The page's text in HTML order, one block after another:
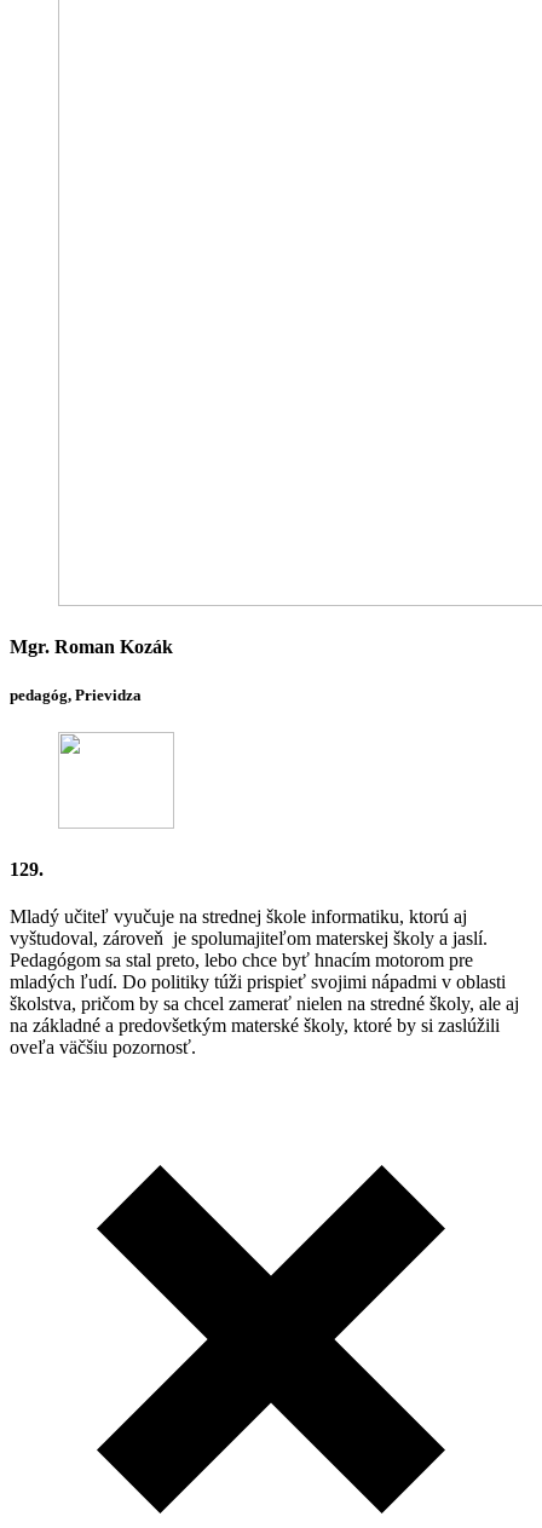
Mgr. Roman Kozák
pedagóg, Prievidza
129.
Mladý učiteľ vyučuje na strednej škole informatiku, ktorú aj
vyštudoval, zároveň je spolumajiteľom materskej školy a jaslí.
Pedagógom sa stal preto, lebo chce byť hnacím motorom pre
mladých ľudí. Do politiky túži prispieť svojimi nápadmi v oblasti
školstva, pričom by sa chcel zamerať nielen na stredné školy, ale aj
na základné a predovšetkým materské školy, ktoré by si zaslúžili
oveľa väčšiu pozornosť.